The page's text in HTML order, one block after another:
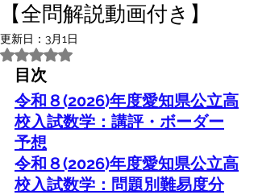
【全問解説動画付き】
更新日： 3月1日
5つ星のうちNaNと評価されています。
目次
令和８(2026)年度愛知県公立高
校入試数学：講評・ボーダー
予想
令和８(2026)年度愛知県公立高
校入試数学：問題別難易度分